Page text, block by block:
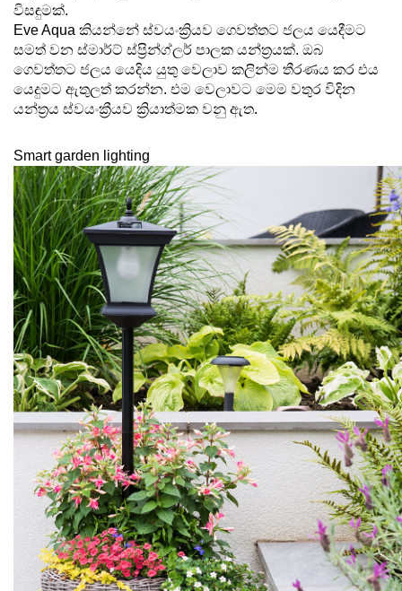
විසඳුමක්.
Eve Aqua කියන්නේ ස්වයංක්‍රියව ගෙවත්තට ජලය යෙදීමට
සමත් වන ස්මාර්ට් ස්ප්‍රින්ග්ලර් පාලක යන්ත්‍රයක්. ඔබ
ගෙවත්තට ජලය යෙදිය යුතු වෙලාව කලින්ම තීරණය කර එය
යෙදුමට ඇතුලත් කරන්න. එම වෙලාවට මෙම වතුර විදින
යන්ත්‍රය ස්වයංක්‍රීයව ක්‍රියාත්මක වනු ඇත.
Smart garden lighting